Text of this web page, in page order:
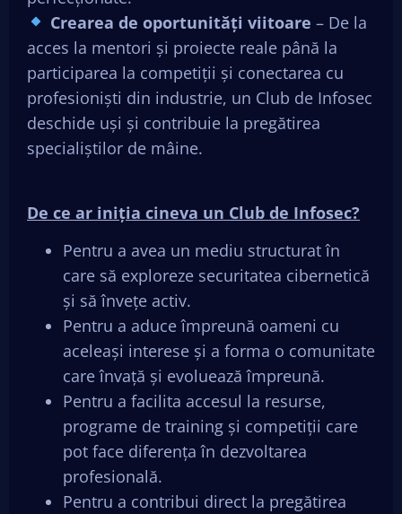
Crearea de oportunități viitoare – De la
acces la mentori și proiecte reale până la
participarea la competiții și conectarea cu
profesioniști din industrie, un Club de Infosec
deschide uși și contribuie la pregătirea
specialiștilor de mâine.
De ce ar iniția cineva un Club de Infosec?
Pentru a avea un mediu structurat în
care să exploreze securitatea cibernetică
și să învețe activ.
Pentru a aduce împreună oameni cu
aceleași interese și a forma o comunitate
care învață și evoluează împreună.
Pentru a facilita accesul la resurse,
programe de training și competiții care
pot face diferența în dezvoltarea
profesională.
Pentru a contribui direct la pregătirea